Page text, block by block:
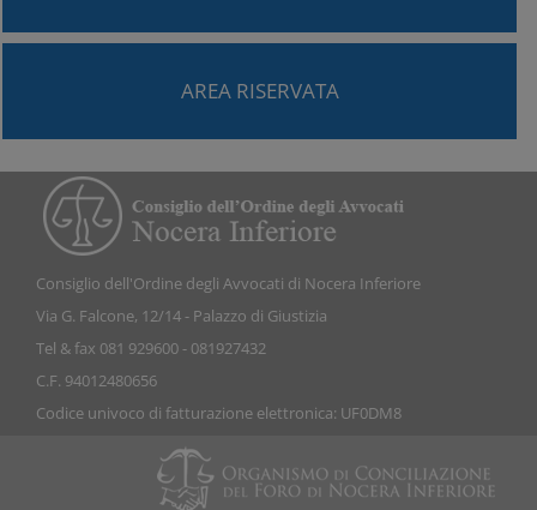
AREA RISERVATA
Consiglio dell'Ordine degli Avvocati di Nocera Inferiore
Via G. Falcone, 12/14 - Palazzo di Giustizia
Tel & fax 081 929600 - 081927432
C.F. 94012480656
Codice univoco di fatturazione elettronica: UF0DM8